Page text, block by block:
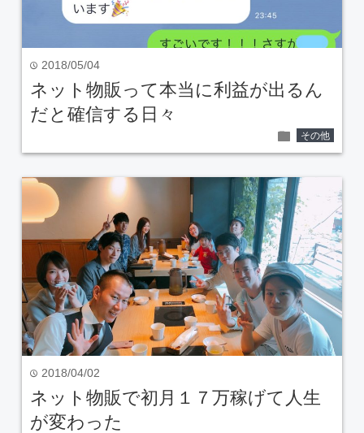
time 2018/05/04
ネット物販って本当に利益が出るん
だと確信する日々
folder その他
time 2018/04/02
ネット物販で初月１７万稼げて人生
が変わった